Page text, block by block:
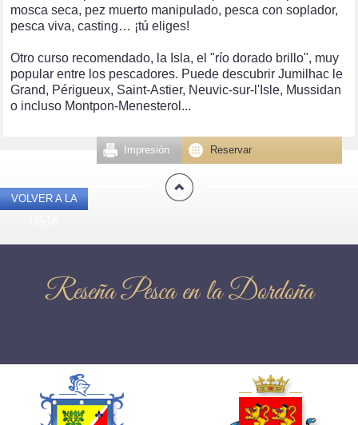
mosca seca, pez muerto manipulado, pesca con soplador,
pesca viva, casting… ¡tú eliges!
Otro curso recomendado, la Isla, el "río dorado brillo", muy
popular entre los pescadores. Puede descubrir Jumilhac le
Grand, Périgueux, Saint-Astier, Neuvic-sur-l'Isle, Mussidan
o incluso Montpon-Menesterol...
Reservar
Impresión
VOLVER A LA
Reseña Pesca en la Dordoña